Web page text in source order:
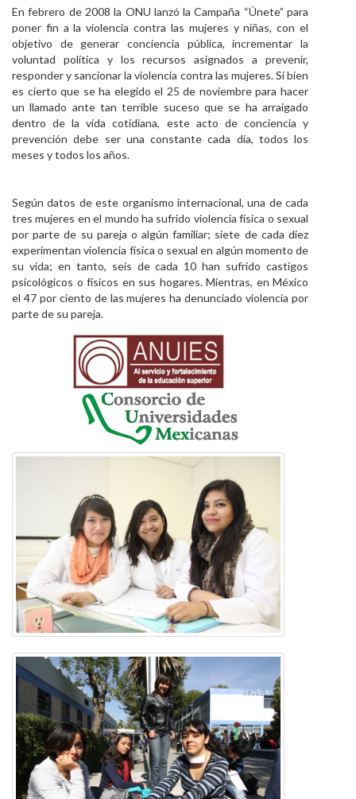
En febrero de 2008 la ONU lanzó la Campaña “Únete” para
poner fin a la violencia contra las mujeres y niñas, con el
objetivo de generar conciencia pública, incrementar la
voluntad política y los recursos asignados a prevenir,
responder y sancionar la violencia contra las mujeres. Si bien
es cierto que se ha elegido el 25 de noviembre para hacer
un llamado ante tan terrible suceso que se ha arraigado
dentro de la vida cotidiana, este acto de conciencia y
prevención debe ser una constante cada día, todos los
meses y todos los años.
Según datos de este organismo internacional, una de cada
tres mujeres en el mundo ha sufrido violencia física o sexual
por parte de su pareja o algún familiar; siete de cada diez
experimentan violencia física o sexual en algún momento de
su vida; en tanto, seis de cada 10 han sufrido castigos
psicológicos o físicos en sus hogares. Mientras, en México
el 47 por ciento de las mujeres ha denunciado violencia por
parte de su pareja.